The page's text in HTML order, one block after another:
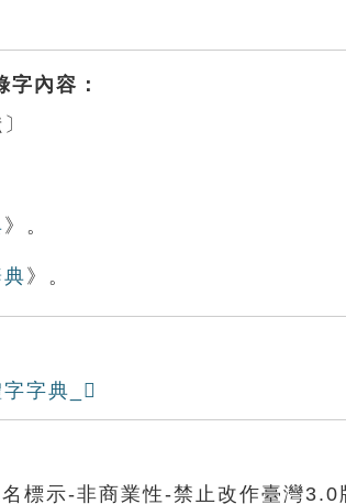
字內容：
》。
》。
字典_𡁑
標示-非商業性-禁止改作臺灣3.0